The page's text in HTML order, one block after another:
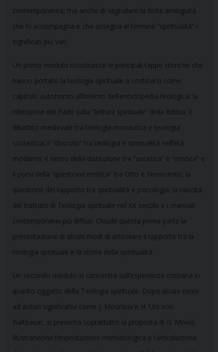
contemporanea, ma anche di segnalare la forte ambiguità
che lo accompagna e che assegna al termine “spiritualità” i
significati più vari.
Un primo modulo ricostruisce le principali tappe storiche che
hanno portato la teologia spirituale a costituirsi come
capitolo autonomo all’interno dell’enciclopedia teologica: la
riflessione dei Padri sulla “lettura spirituale” della Bibbia; il
dibattito medievale tra teologia monastica e teologia
scolastica; il “divorzio” tra teologia e spiritualità nell’età
moderna; il senso della distinzione tra “ascetica” e “mistica” e
il porsi della “questione mistica” tra Otto e Novecento; la
questione del rapporto tra spiritualità e psicologia; la nascita
del trattato di Teologia spirituale nel XX secolo e i manuali
contemporanei più diffusi. Chiude questa prima parte la
presentazione di alcuni modi di articolare il rapporto tra la
teologia spirituale e la storia della spiritualità.
Un secondo modulo si concentra sull’esperienza cristiana in
quanto oggetto della Teologia spirituale. Dopo alcuni cenni
ad autori significativi come J. Mouroux e H. Urs von
Balthasar, si presenta soprattutto la proposta di G. Moioli,
illustrandone l’impostazione metodologica e l’articolazione